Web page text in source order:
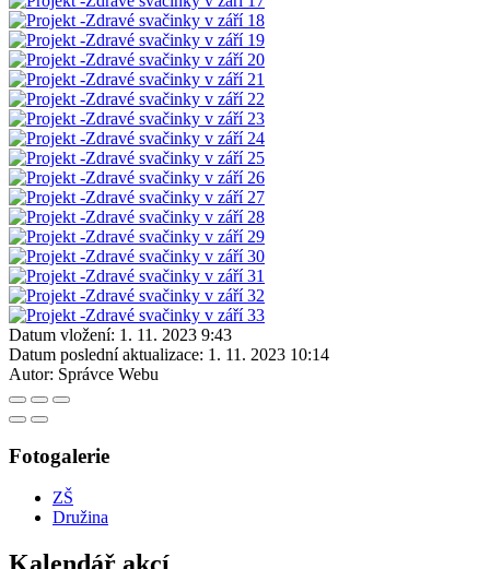
Datum vložení: 1. 11. 2023 9:43
Datum poslední aktualizace: 1. 11. 2023 10:14
Autor: Správce Webu
Fotogalerie
ZŠ
Družina